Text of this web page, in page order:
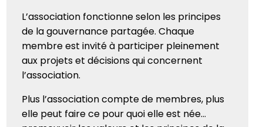
L’association fonctionne selon les principes
de la gouvernance partagée. Chaque
membre est invité à participer pleinement
aux projets et décisions qui concernent
l’association.
Plus l’association compte de membres, plus
elle peut faire ce pour quoi elle est née…